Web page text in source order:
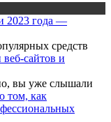
2023 года —
средств
сайтов и
вы уже слышали
том, как